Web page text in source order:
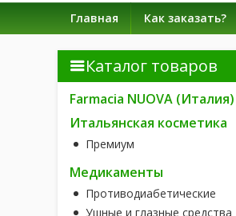
Главная Как заказать?
Каталог товаров
Farmacia NUOVA (Италия)
Итальянская косметика
Премиум
Медикаменты
Противодиабетические
Ушные и глазные средства